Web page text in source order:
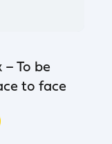
To be
to face